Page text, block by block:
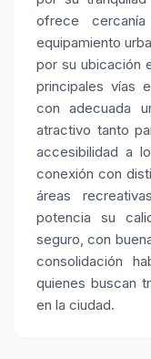
ofrece
equipamiento
por su ubicación
principales vías
con adecuada
atractivo tanto
accesibilidad a
conexión con
áreas
potencia su
seguro, con
consolidación
quienes buscan
en la ciudad.